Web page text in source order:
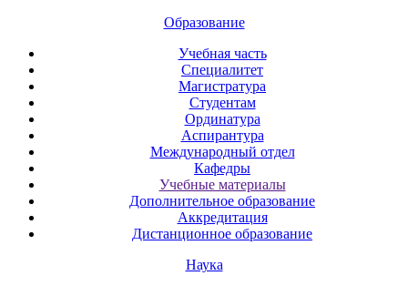
Образование
Учебная часть
Специалитет
Магистратура
Студентам
Ординатура
Аспирантура
Международный отдел
Кафедры
Учебные материалы
Дополнительное образование
Аккредитация
Дистанционное образование
Наука